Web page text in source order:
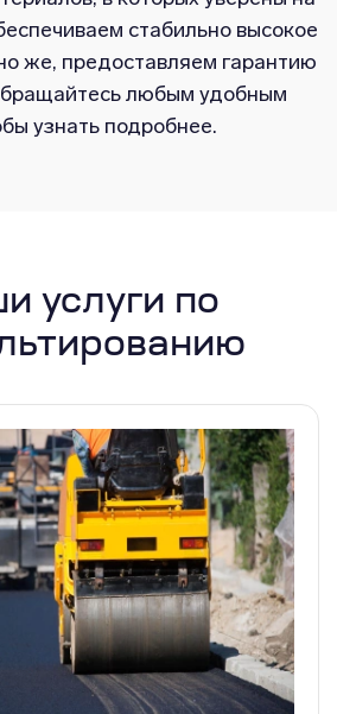
стабильно высокое
же, предоставляем гарантию
любым удобным
узнать подробнее.
услуги по